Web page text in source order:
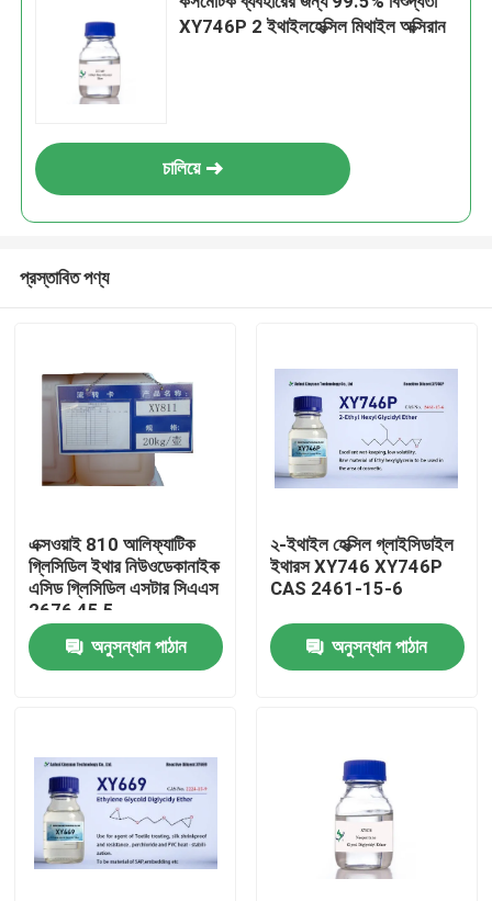
বাড়ি
পণ্য
XY746P 2 ইথাইলহেক্সিল মিথাইল অক্সিরান
চালিয়ে
প্রস্তাবিত পণ্য
এক্সওয়াই 810 আলিফ্যাটিক
গ্লিসিডিল ইথার নিউওডেকানাইক
এসিড গ্লিসিডিল এসটার সিএএস
2676 45 5
অনুসন্ধান পাঠান
২-ইথাইল হেক্সিল গ্লাইসিডাইল
ইথারস XY746 XY746P
CAS 2461-15-6
অনুসন্ধান পাঠান